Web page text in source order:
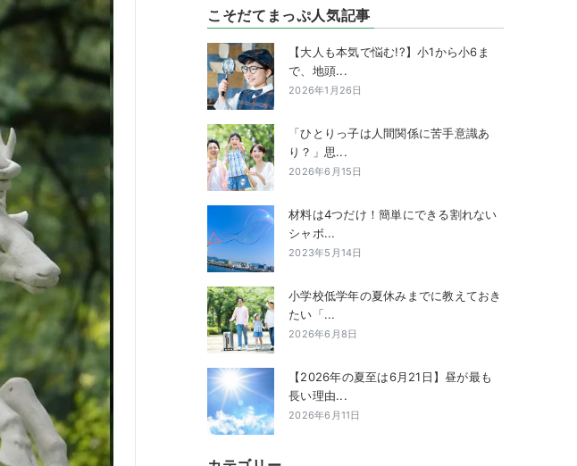
こそだてまっぷ人気記事
【大人も本気で悩む!?】小1から小6ま
で、地頭...
2026年1月26日
「ひとりっ子は人間関係に苦手意識あ
り？」思...
2026年6月15日
材料は4つだけ！簡単にできる割れない
シャボ...
2023年5月14日
小学校低学年の夏休みまでに教えておき
たい「...
2026年6月8日
【2026年の夏至は6月21日】昼が最も
長い理由...
2026年6月11日